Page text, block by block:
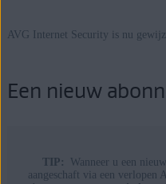
AVG Internet Security is nu
Een nieuw
TIP:
Wanneer u een
aangeschaft via een verlopen